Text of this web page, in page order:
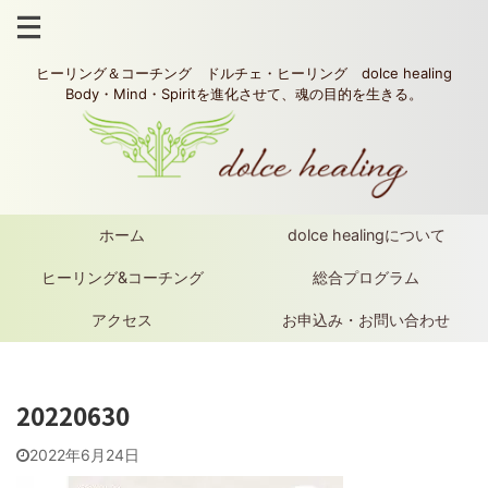
ヒーリング＆コーチング ドルチェ・ヒーリング dolce healing
Body・Mind・Spiritを進化させて、魂の目的を生きる。
ホーム dolce healingについて
ヒーリング&コーチング 総合プログラム
アクセス お申込み・お問い合わせ
20220630
2022年6月24日